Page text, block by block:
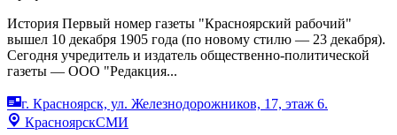
История Первый номер газеты "Красноярский рабочий"
вышел 10 декабря 1905 года (по новому стилю — 23 декабря).
Сегодня учредитель и издатель общественно-политической
газеты — ООО "Редакция...
г. Красноярск, ул. Железнодорожников, 17, этаж 6.
КрасноярскСМИ